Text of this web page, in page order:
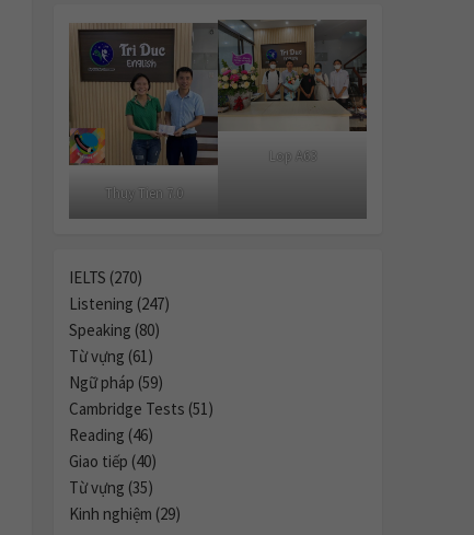
Thuy Tien 7.0
Lop A63
IELTS (270)
Listening (247)
Speaking (80)
Từ vựng (61)
Ngữ pháp (59)
Cambridge Tests (51)
Reading (46)
Giao tiếp (40)
Từ vựng (35)
Kinh nghiệm (29)